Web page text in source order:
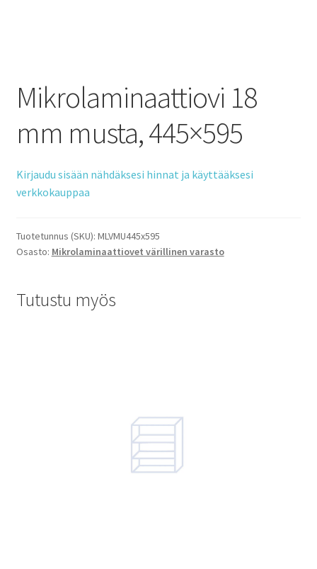
Mikrolaminaattiovi 18
mm musta, 445×595
Kirjaudu sisään nähdäksesi hinnat ja käyttääksesi
verkkokauppaa
Tuotetunnus (SKU): MLVMU445x595
Osasto: Mikrolaminaattiovet värillinen varasto
Tutustu myös